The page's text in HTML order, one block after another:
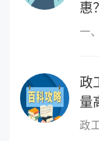
惠？
政
量